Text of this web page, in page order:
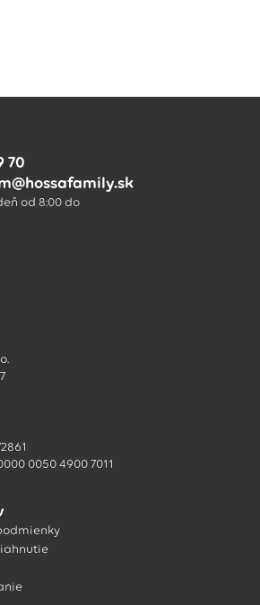
70
od 8:00 do
0050 4900 7011